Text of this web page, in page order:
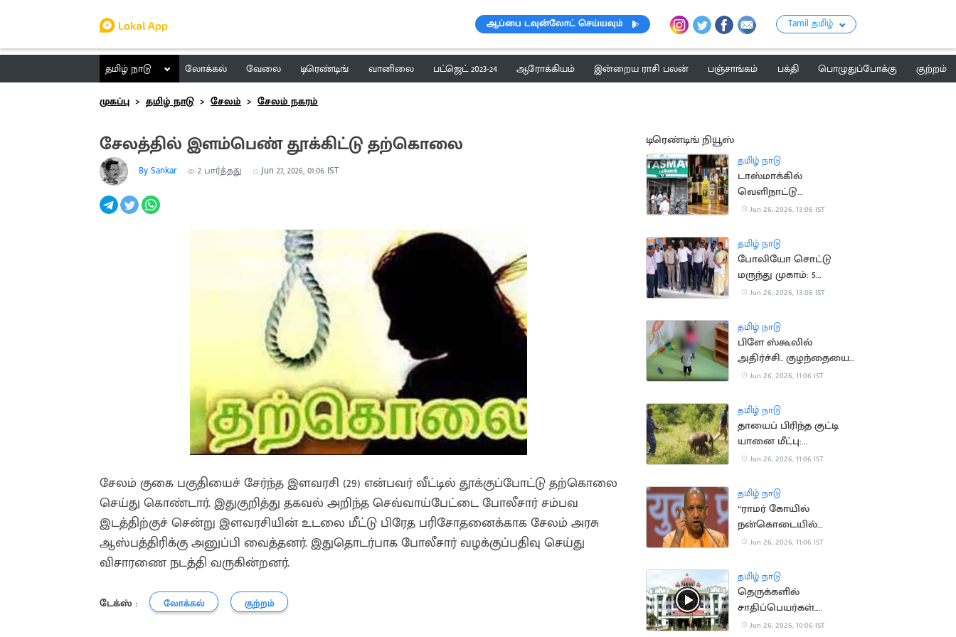
ஆப்பை டவுன்லோட் செய்யவும் Tamil தமிழ்
தமிழ் நாடு லோக்கல் வேலை டிரெண்டிங் வானிலை பட்ஜெட் 2023-24 ஆரோக்கியம் இன்றைய ராசி பலன் பஞ்சாங்கம் பக்தி பொழுதுப்போக்கு
குற்றம்
முகப்பு
தமிழ் நாடு சேலம் சேலம் நகரம்
சேலத்தில் இளம்பெண் தூக்கிட்டு தற்கொலை
By Sankar 2 பார்த்தது Jun 27, 2026, 01:06 IST
சேலம் குகை பகுதியைச் சேர்ந்த இளவரசி (29) என்பவர் வீட்டில் தூக்குப்போட்டு தற்கொலை
செய்து கொண்டார். இதுகுறித்து தகவல் அறிந்த செவ்வாய்பேட்டை போலீசார் சம்பவ
இடத்திற்குச் சென்று இளவரசியின் உடலை மீட்டு பிரேத பரிசோதனைக்காக சேலம் அரசு
ஆஸ்பத்திரிக்கு அனுப்பி வைத்தனர். இதுதொடர்பாக போலீசார் வழக்குப்பதிவு செய்து
விசாரணை நடத்தி வருகின்றனர்.
டேக்ஸ் : லோக்கல் குற்றம்
டிரெண்டிங் நியூஸ்
தமிழ் நாடு
டாஸ்மாக்கில்
வெளிநாட்டு
மதுபானங்கள் விற்க
Jun 26, 2026, 13:06 IST
தமிழ் நாடு
போலியோ சொட்டு
மருந்து முகாம்: 5
வயதுக்குட்பட்ட
அவசியம்
Jun 26, 2026, 13:06 IST
தமிழ் நாடு
பிளே ஸ்கூலில்
அதிர்ச்சி.. குழந்தையை
25 இடங்களில் கடித்த
Jun 26, 2026, 11:06 IST
தமிழ் நாடு
தாயைப் பிரிந்த குட்டி
யானை மீட்பு:
கோழிகமுத்தி முகாமிற்கு
Jun 26, 2026, 11:06 IST
தமிழ் நாடு
“ராமர் கோயில்
நன்கொடையில்
மோசடி”.. யோகி
Jun 26, 2026, 11:06 IST
தமிழ் நாடு
தெருக்களில்
சாதிப்பெயர்கள்..
இடைக்கால தடையை
Jun 26, 2026, 10:06 IST